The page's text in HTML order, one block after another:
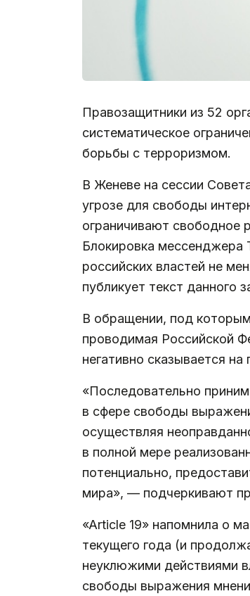
Правозащитники из 52
систематическое
борьбы с терроризмом.
В Женеве на сессии
угрозе для свободы
ограничивают свободное
Блокировка мессенджера
российских властей не
публикует текст данного
В обращении, под которым
проводимая Российской
негативно сказывается
«Последовательно
в сфере свободы
осуществляя
в полной мере
потенциально,
мира», — подчеркивают
«Article 19» напомнила о
текущего года (и
неуклюжими действиями
свободы выражения